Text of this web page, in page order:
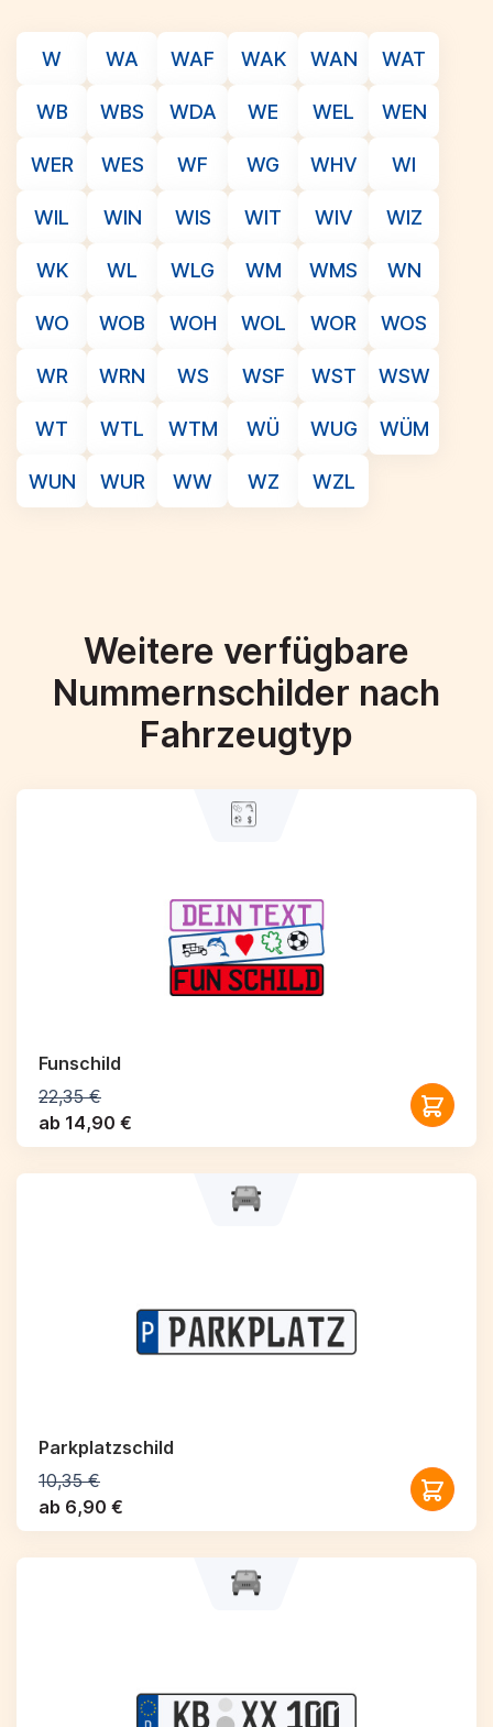
W WA WAF WAK WAN WAT
WB WBS WDA WE WEL WEN
WER WES WF WG WHV WI
WIL WIN WIS WIT WIV WIZ
WK WL WLG WM WMS WN
WO WOB WOH WOL WOR WOS
WR WRN WS WSF WST WSW
WT WTL WTM WÜ WUG WÜM
WUN WUR WW WZ WZL
Weitere verfügbare
Nummernschilder nach
Fahrzeugtyp
Funschild
22,35 €
ab 14,90 €
Parkplatzschild
10,35 €
ab 6,90 €